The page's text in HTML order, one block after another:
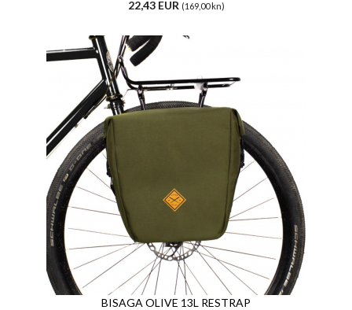
22,43 EUR (169,00 kn)
BISAGA OLIVE 13L RESTRAP